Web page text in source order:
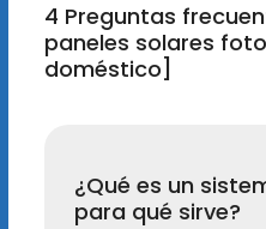
4 Preguntas
paneles solares
doméstico]
¿Qué es un
para qué sirve?